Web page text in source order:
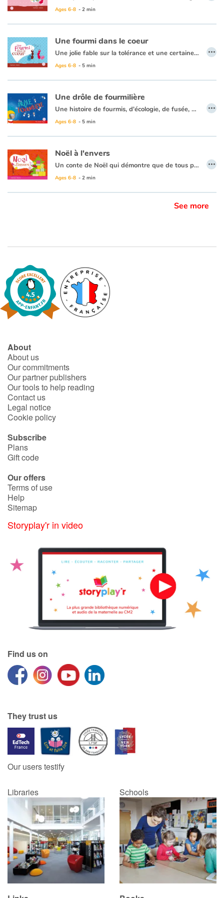
Ages 6-8 - 2 min
Une fourmi dans le coeur
Une jolie fable sur la tolérance et une certaine manière d'échapper à la guerre… Fourmis rouges et fourmis noires ne peuvent pas se voir, c’est la haine et ça pose problème... Sophie, une fourmi rouge, décide de passer la frontière pour fuir cette guerre. De son côté, Edouard, une fourmi noire, s'enfuit car il en a marre de toutes ces bagarres. Vont-ils se croiser, se quereller, s’aimer ?
Ages 6-8 - 5 min
…
Une drôle de fourmilière
Une histoire de fourmis, d'écologie, de fusée, d'espace et tout en poésie !
Ages 6-8 - 5 min
…
Noël à l'envers
Un conte de Noël qui démontre que de tous petits animaux peuvent rendre de bien grands services... A quelques heures de Noël, les fourmis reçoivent une lettre du Père Noël qui les appelle à l'aide : il a oublié de distribuer les cadeaux dans la maison voisine de la fourmillière. Les petites fourmis trouveront-elles une solution pour que les enfants aient leur cadeaux ?
Ages 6-8 - 2 min
…
See more
About
About us
Our commitments
Our partner publishers
Our tools to help reading
Contact us
Legal notice
Cookie policy
Subscribe
Plans
Gift code
Our offers
Terms of use
Help
Sitemap
Storyplay'r in video
Find us on
They trust us
Our users testify
Libraries Schools